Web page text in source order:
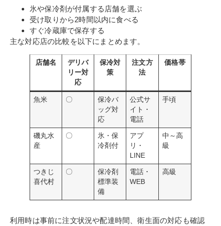
氷や保冷剤が付属する店舗を選ぶ
受け取りから2時間以内に食べる
すぐ冷蔵庫で保存する
主な対応店の比較を以下にまとめます。
店舗名
デリバ
リー対
応
保冷対
策
注文方
法
価格帯
魚米 〇
保冷バ
ッグ対
応
公式サ
イト・
電話
手頃
磯丸水
産
〇
氷・保
冷剤付
アプ
リ・
LINE
中～高
級
つきじ
喜代村
〇
保冷剤
標準装
備
電話・
WEB
高級
利用時は事前に注文状況や配達時間、衛生面の対応も確認